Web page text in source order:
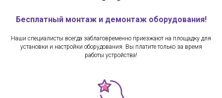
Бесплатный монтаж и демонтаж оборудования!
Наши специалисты всегда заблаговременно приезжают на площадку для
установки и настройки оборудования. Вы платите только за время
работы устройства!